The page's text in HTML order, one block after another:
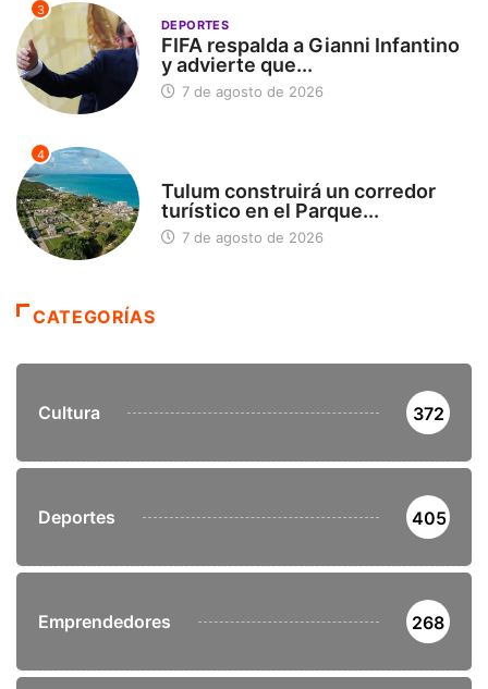
3
DEPORTES
FIFA respalda a Gianni Infantino
y advierte que...
7 de agosto de 2026
4
Tulum construirá un corredor
turístico en el Parque...
7 de agosto de 2026
CATEGORÍAS
Cultura 372
Deportes 405
Emprendedores 268